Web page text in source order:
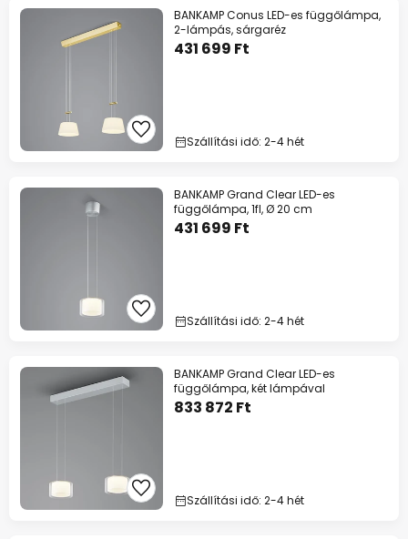
BANKAMP Conus LED-es függőlámpa,
2-lámpás, sárgaréz
431 699 Ft
Szállítási idő: 2-4 hét
BANKAMP Grand Clear LED-es
függőlámpa, 1fl, Ø 20 cm
431 699 Ft
Szállítási idő: 2-4 hét
BANKAMP Grand Clear LED-es
függőlámpa, két lámpával
833 872 Ft
Szállítási idő: 2-4 hét